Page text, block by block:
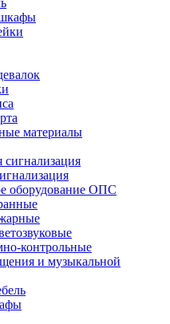
шкафы
материалы
оборудование ОПС
контрольные
и музыкальной